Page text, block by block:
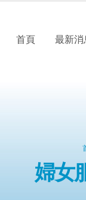
首頁 最新消
婦女